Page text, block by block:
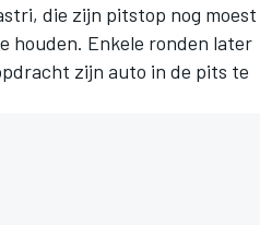
die zijn pitstop nog moest
houden. Enkele ronden later
zijn auto in de pits te